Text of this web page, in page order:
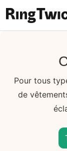
Ring Twice
Pour tous
de